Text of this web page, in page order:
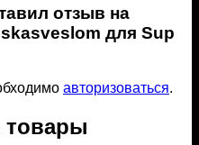
отзыв на
для Sup
авторизоваться.
товары